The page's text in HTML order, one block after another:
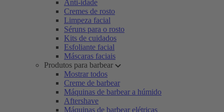
Anti-idade
Cremes de rosto
Limpeza facial
Séruns para o rosto
Kits de cuidados
Esfoliante facial
Máscaras faciais
Produtos para barbear
Mostrar todos
Creme de barbear
Máquinas de barbear a húmido
Aftershave
Máquinas de barbear elétricas